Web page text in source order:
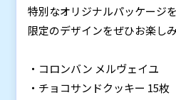
特別なオリジナルパッケージ
限定のデザインをぜひお楽し
・コロンバン メルヴェイユ
・チョコサンドクッキー 15枚